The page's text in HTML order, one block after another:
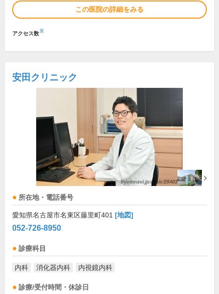
この医院の詳細をみる
アクセス数※
安田クリニック
所在地・電話番号
愛知県名古屋市名東区藤里町401 [地図]
052-726-8950
診療科目
内科 消化器内科 内視鏡内科
診療/受付時間・休診日